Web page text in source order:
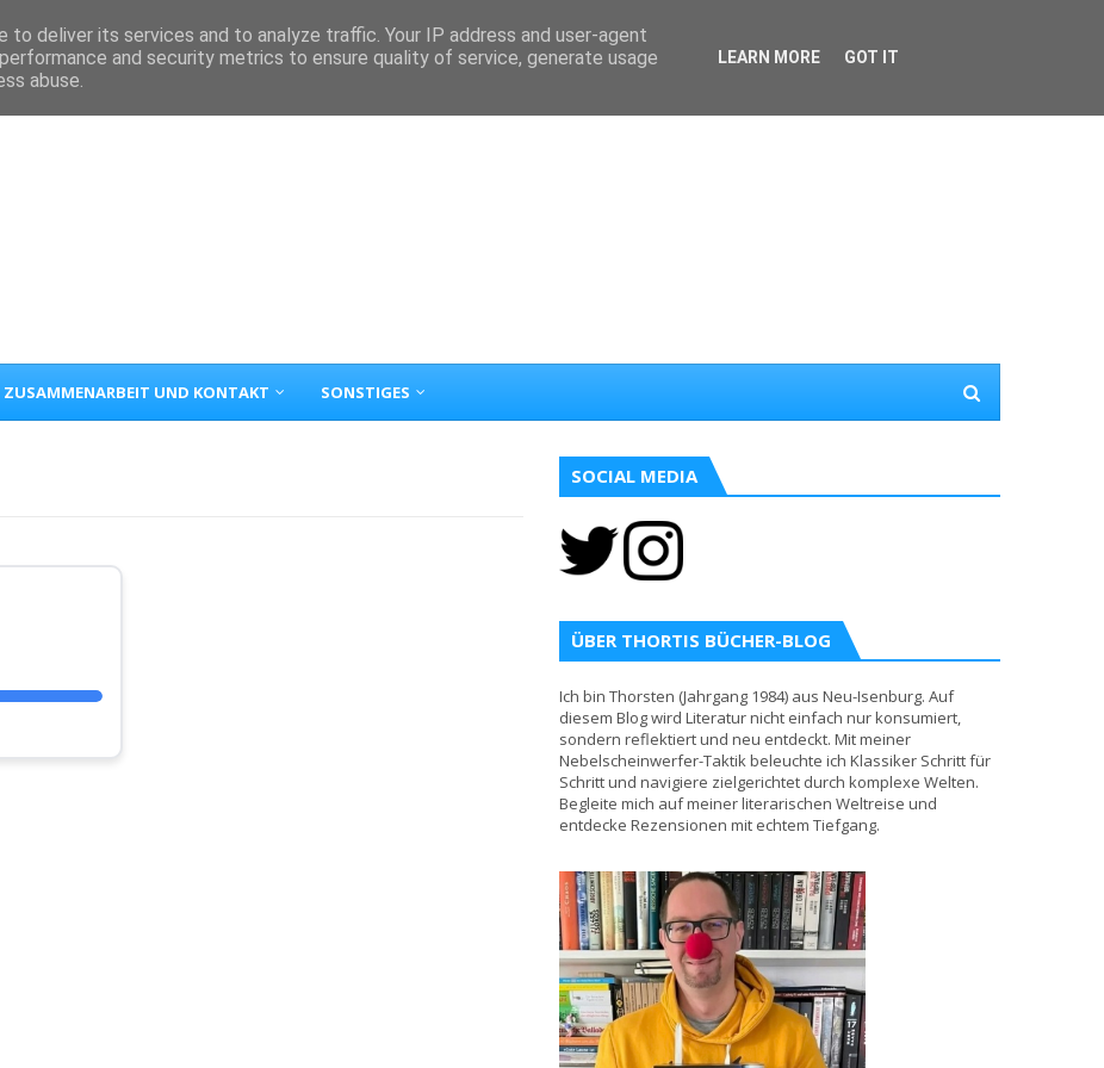
ZUSAMMENARBEIT UND KONTAKT SONSTIGES
SOCIAL MEDIA
ÜBER THORTIS BÜCHER-BLOG
Ich bin Thorsten (Jahrgang 1984) aus Neu-Isenburg. Auf
diesem Blog wird Literatur nicht einfach nur konsumiert,
sondern reflektiert und neu entdeckt. Mit meiner
Nebelscheinwerfer-Taktik beleuchte ich Klassiker Schritt für
Schritt und navigiere zielgerichtet durch komplexe Welten.
Begleite mich auf meiner literarischen Weltreise und
entdecke Rezensionen mit echtem Tiefgang.
to deliver its services and to analyze traffic. Your IP address and user-agent
and security metrics to ensure quality of service, generate usage
abuse.
LEARN MORE GOT IT